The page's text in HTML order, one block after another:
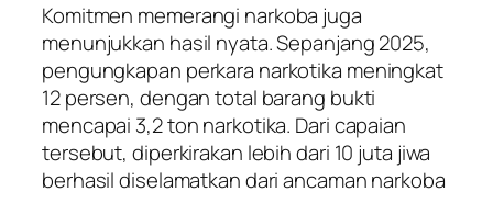
Komitmen memerangi narkoba juga
menunjukkan hasil nyata. Sepanjang 2025,
pengungkapan perkara narkotika meningkat
12 persen, dengan total barang bukti
mencapai 3,2 ton narkotika. Dari capaian
tersebut, diperkirakan lebih dari 10 juta jiwa
berhasil diselamatkan dari ancaman narkoba